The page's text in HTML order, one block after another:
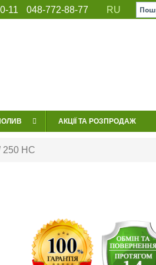
11 048-772-88-77 RU
АКЦІЇ ТА РОЗПРОДАЖ
250 HC